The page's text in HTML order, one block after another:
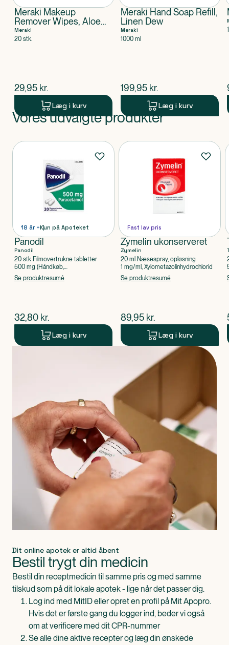
Meraki Makeup
Remover Wipes, Aloe
vera
Meraki
20 stk.
$nuværende pris
29,95 kr.
Læg i kurv
Meraki Hand Soap Refill,
Linen Dew
Meraki
1000 ml
$nuværende pris
199,95 kr.
Læg i kurv
Produkt 1 af 0
Vores udvalgte produkter
Produkter
18 år +Kun på Apoteket
Panodil
Panodil
20 stk Filmovertrukne tabletter
500 mg (Håndkøb,
apoteksforbeholdt), Paracetamol
Se produktresumé
$nuværende pris
32,80 kr.
Læg i kurv
Fast lav pris
Zymelin ukonserveret
Zymelin
20 ml Næsespray, opløsning
1 mg/ml, Xylometazolinhydrochlorid
Se produktresumé
$nuværende pris
89,95 kr.
Læg i kurv
Dit online apotek er altid åbent
Bestil trygt din medicin
Bestil din receptmedicin til samme pris og med samme
tilskud som på dit lokale apotek - lige når det passer dig.
Log ind med MitID eller opret en profil på Mit Apopro.
Hvis det er første gang du logger ind, beder vi også
om at verificere med dit CPR-nummer
Se alle dine aktive recepter og læg din ønskede